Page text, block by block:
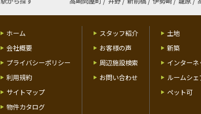
ホーム
会社概要
プライバシーポリシー
利用規約
サイトマップ
物件カタログ
スタッフ紹介
お客様の声
周辺施設検索
お問い合わせ
土地
新築
インター
ルームシ
ペット可